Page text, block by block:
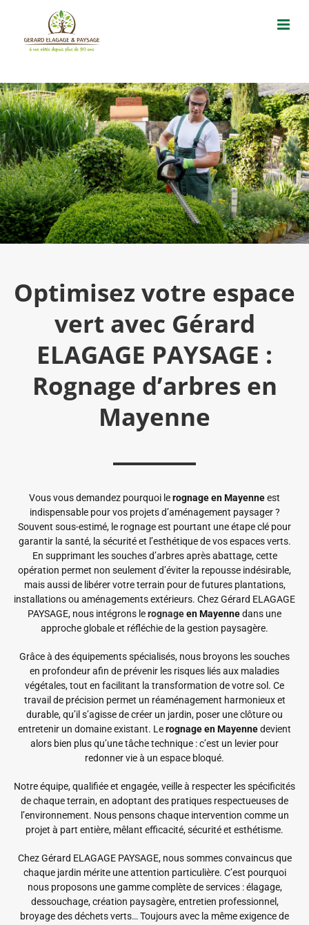
Optimisez votre espace
vert avec Gérard
ELAGAGE PAYSAGE :
Rognage d’arbres en
Mayenne
Vous vous demandez pourquoi lerognage en Mayenneest
indispensable pour vos projets d’aménagement paysager ?
Souvent sous-estimé, le rognage est pourtant une étape clé pour
garantir la santé, la sécurité et l’esthétique de vos espaces verts.
En supprimant les souches d’arbres après abattage, cette
opération permet non seulement d’éviter la repousse indésirable,
mais aussi de libérer votre terrain pour de futures plantations,
installations ou aménagements extérieurs. Chez Gérard ELAGAGE
PAYSAGE, nous intégrons lerognageen Mayennedans une
approche globale et réfléchie de la gestion paysagère.
Grâce à des équipements spécialisés, nous broyons les souches
en profondeur afin de prévenir les risques liés aux maladies
végétales, tout en facilitant la transformation de votre sol. Ce
travail de précision permet un réaménagement harmonieux et
durable, qu’il s’agisse de créer un jardin, poser une clôture ou
entretenir un domaine existant. Lerognage en Mayennedevient
alors bien plus qu’une tâche technique : c’est un levier pour
redonner vie à un espace bloqué.
Notre équipe, qualifiée et engagée, veille à respecter les spécificités
de chaque terrain, en adoptant des pratiques respectueuses de
l’environnement. Nous pensons chaque intervention comme un
projet à part entière, mêlant efficacité, sécurité et esthétisme.
Chez Gérard ELAGAGE PAYSAGE, nous sommes convaincus que
chaque jardin mérite une attention particulière. C’est pourquoi
nous proposons une gamme complète de services : élagage,
dessouchage, création paysagère, entretien professionnel,
broyage des déchets verts… Toujours avec la même exigence de